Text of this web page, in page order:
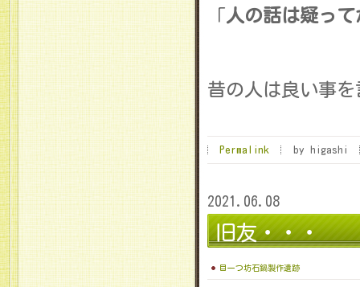
人の話は疑って
昔の人は良い事
Permalink by higashi
2021.06.08
旧友・・・
目一つ坊石鍋製作遺跡